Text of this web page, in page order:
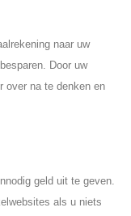
naar uw
Door uw
over na te denken en
geld uit te geven.
als u niets